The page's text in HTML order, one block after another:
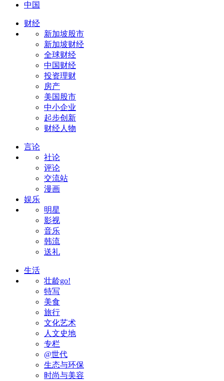
中国
财经
新加坡股市
新加坡财经
全球财经
中国财经
投资理财
房产
美国股市
中小企业
起步创新
财经人物
言论
社论
评论
交流站
漫画
娱乐
明星
影视
音乐
韩流
送礼
生活
壮龄go!
特写
美食
旅行
文化艺术
人文史地
专栏
@世代
生态与环保
时尚与美容